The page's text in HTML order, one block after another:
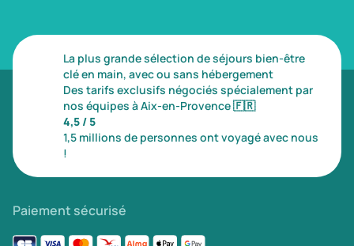
La plus grande sélection de séjours bien-être
clé en main, avec ou sans hébergement
Des tarifs exclusifs négociés spécialement par
nos équipes à Aix-en-Provence🇫🇷
4,5 / 5
1,5 millions de personnes ont voyagé avec nous
!
Paiement sécurisé